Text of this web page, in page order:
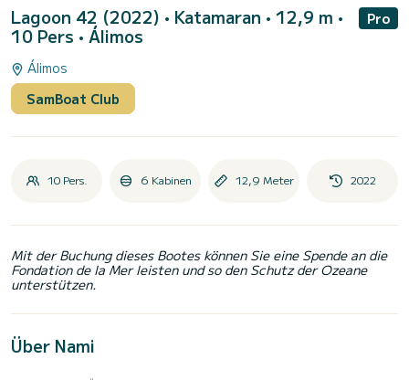
Lagoon 42 (2022) • Katamaran • 12,9 m •
10 Pers • Álimos
Pro
Álimos
SamBoat Club
10 Pers. 6 Kabinen 12,9 Meter 2022
Mit der Buchung dieses Bootes können Sie eine Spende an die
Fondation de la Mer leisten und so den Schutz der Ozeane
unterstützen.
Über Nami